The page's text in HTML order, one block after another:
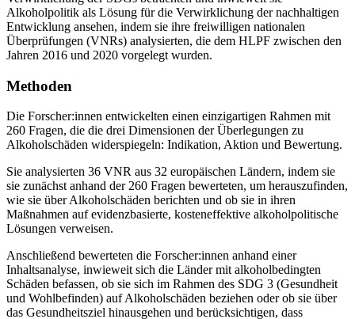
Alkoholpolitik als Lösung für die Verwirklichung der nachhaltigen
Entwicklung ansehen, indem sie ihre freiwilligen nationalen
Überprüfungen (VNRs) analysierten, die dem HLPF zwischen den
Jahren 2016 und 2020 vorgelegt wurden.
Methoden
Die Forscher:innen entwickelten einen einzigartigen Rahmen mit
260 Fragen, die die drei Dimensionen der Überlegungen zu
Alkoholschäden widerspiegeln: Indikation, Aktion und Bewertung.
Sie analysierten 36 VNR aus 32 europäischen Ländern, indem sie
sie zunächst anhand der 260 Fragen bewerteten, um herauszufinden,
wie sie über Alkoholschäden berichten und ob sie in ihren
Maßnahmen auf evidenzbasierte, kosteneffektive alkoholpolitische
Lösungen verweisen.
Anschließend bewerteten die Forscher:innen anhand einer
Inhaltsanalyse, inwieweit sich die Länder mit alkoholbedingten
Schäden befassen, ob sie sich im Rahmen des SDG 3 (Gesundheit
und Wohlbefinden) auf Alkoholschäden beziehen oder ob sie über
das Gesundheitsziel hinausgehen und berücksichtigen, dass